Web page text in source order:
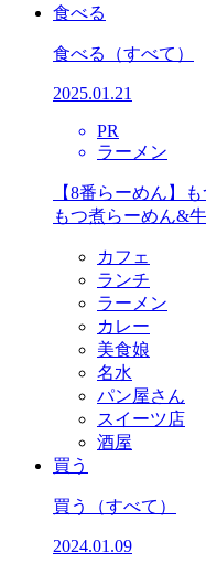
食べる
食べる （すべて）
2025.01.21
PR
ラーメン
【8番らーめん】
もつ煮らーめん&
カフェ
ランチ
ラーメン
カレー
美食娘
名水
パン屋さん
スイーツ店
酒屋
買う
買う （すべて）
2024.01.09